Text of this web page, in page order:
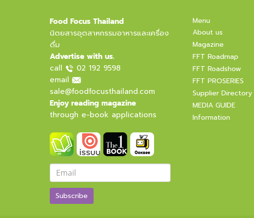
Food Focus Thailand
นิตยสารอุตสาหกรรมอาหารและเครื่อง
ดื่ม
Advertise with us.
call
02 192 9598
email
sale@foodfocusthailand.com
Enjoy reading magazine
through e-book applications
Subscribe
Menu
About us
Magazine
FFT Roadmap
FFT Roadshow
FFT PROSERIES
Supplier Directory
MEDIA GUIDE
Information